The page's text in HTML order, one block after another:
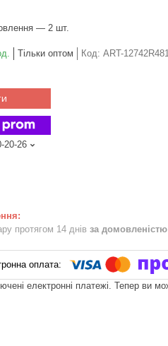
— 2 шт.
Тільки оптом Код: ART-
20-26
протягом 14 днів за домовленістю
електронні платежі. Тепер ви